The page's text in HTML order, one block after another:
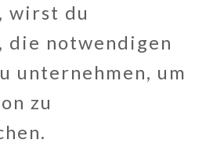
wirst du
notwendigen
unternehmen, um
zu